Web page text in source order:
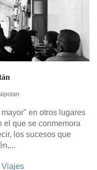
en otros lugares
el que se conmemora
los sucesos que
Viajes